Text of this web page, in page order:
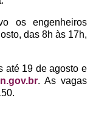
os engenheiros
das 8h às 17h,
até 19 de agosto e
. As vagas